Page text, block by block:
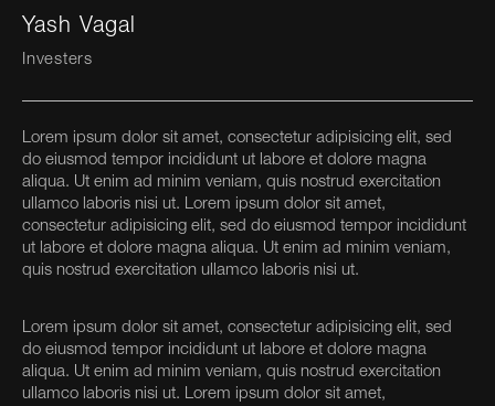
Yash Vagal
Investers
Lorem ipsum dolor sit amet, consectetur adipisicing elit, sed
do eiusmod tempor incididunt ut labore et dolore magna
aliqua. Ut enim ad minim veniam, quis nostrud exercitation
ullamco laboris nisi ut. Lorem ipsum dolor sit amet,
consectetur adipisicing elit, sed do eiusmod tempor incididunt
ut labore et dolore magna aliqua. Ut enim ad minim veniam,
quis nostrud exercitation ullamco laboris nisi ut.
Lorem ipsum dolor sit amet, consectetur adipisicing elit, sed
do eiusmod tempor incididunt ut labore et dolore magna
aliqua. Ut enim ad minim veniam, quis nostrud exercitation
ullamco laboris nisi ut. Lorem ipsum dolor sit amet,